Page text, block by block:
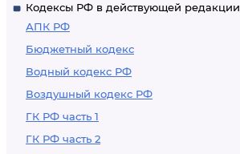
Кодексы РФ в действующей редакции
АПК РФ
Бюджетный кодекс
Водный кодекс РФ
Воздушный кодекс РФ
ГК РФ часть 1
ГК РФ часть 2